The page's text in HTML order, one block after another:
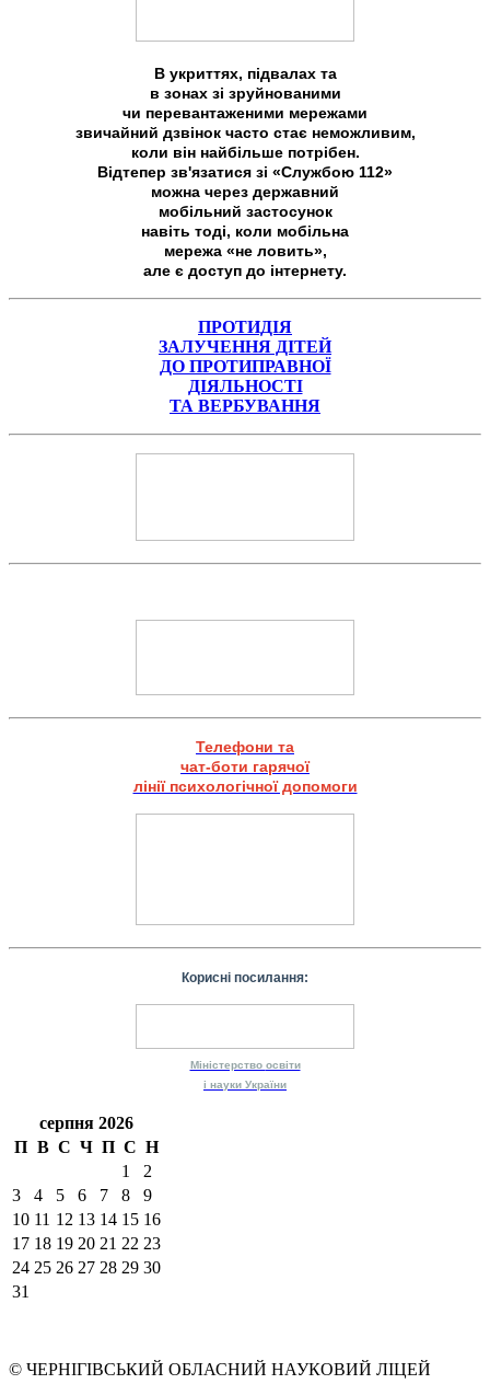
В укриттях, підвалах та
в зонах зі зруйнованими
чи перевантаженими мережами
звичайний дзвінок часто стає неможливим,
коли він найбільше потрібен.
Відтепер зв'язатися зі «Службою 112»
можна через державний
мобільний застосунок
навіть тоді, коли мобільна
мережа «не ловить»,
але є доступ до інтернету.
ПРОТИДІЯ
ЗАЛУЧЕННЯ ДІТЕЙ
ДО ПРОТИПРАВНОЇ
ДІЯЛЬНОСТІ
ТА ВЕРБУВАННЯ
Телефони та
чат-боти гарячої
лінії психологічної допомоги
Корисні посилання:
Міністерство освіти
і науки України
серпня 2026
П В С Ч П С Н
1
2
3
4 5 6 7 8
9
10 11 12 13 14 15 16
17 18 19 20 21 22 23
24 25 26 27 28 29 30
31
© ЧЕРНІГІВСЬКИЙ ОБЛАСНИЙ НАУКОВИЙ ЛІЦЕЙ